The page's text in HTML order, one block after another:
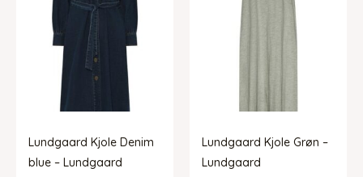
Lundgaard Kjole Denim
blue – Lundgaard
Lundgaard Kjole Grøn –
Lundgaard